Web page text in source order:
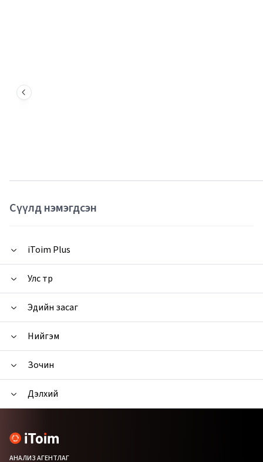
Сүүлд нэмэгдсэн
iToim Plus
Улс төр
Эдийн засаг
Нийгэм
Зочин
Дэлхий
АНАЛИЗ АГЕНТЛАГ